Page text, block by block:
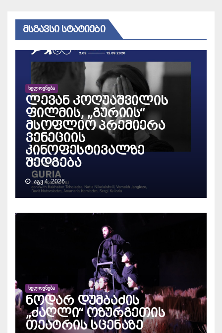
ᲛᲡᲒᲐᲕᲡᲘ ᲡᲢᲐᲢᲘᲔᲑᲘ
ᲮᲔᲚᲝᲕᲜᲔᲑᲐ
ლევან კოღუაშვილის
ფილმის, „გურიის“
მსოფლიო პრემიერა
ვენეციის
კინოფესტივალზე
შედგება
ᲐᲒᲕ 4, 2026
ᲮᲔᲚᲝᲕᲜᲔᲑᲐ
ნოდარ დუმბაძის
„ძაღლი“ ოზურგეთის
თეატრის სცენაზე